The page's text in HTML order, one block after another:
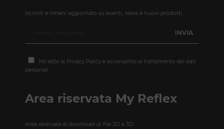
Iscriviti e rimani aggiornato su eventi, news e nuovi prodotti.
Ho letto la Privacy Policy e acconsento al trattamento dei dati
personali
Area riservata My Reflex
Area dedicata al download di file 2D e 3D